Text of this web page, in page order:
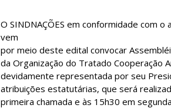
O SINDNAÇÕES em conformidade com
vem
por meio deste edital convocar
da Organização do Tratado Cooperação
devidamente representada por seu
atribuições estatutárias, que será
primeira chamada e às 15h30 em